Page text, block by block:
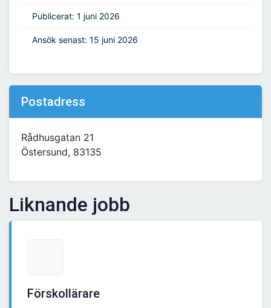
Publicerat: 1 juni 2026
Ansök senast: 15 juni 2026
Postadress
Rådhusgatan 21
Östersund, 83135
Liknande jobb
Förskollärare